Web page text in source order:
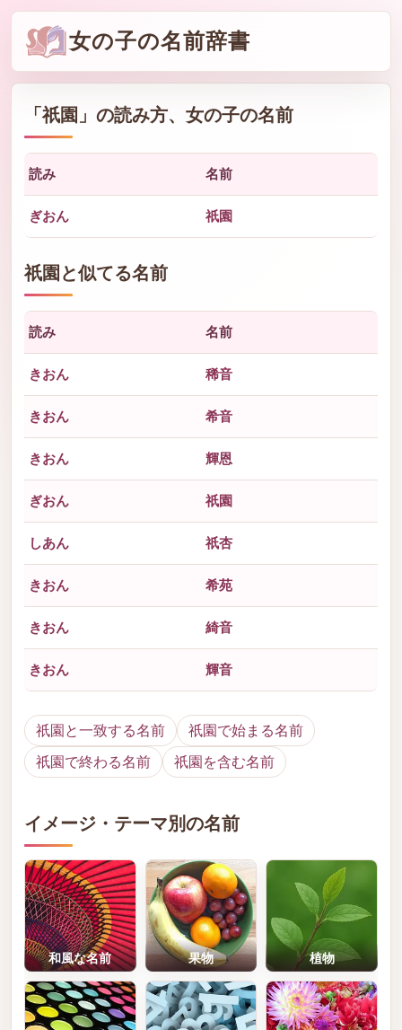
女の子の名前辞書
「祇園 」の読み方、女の子の名前
読み 名前
ぎおん 祇園
祇園と似てる名前
読み 名前
きおん 稀音
きおん 希音
きおん 輝恩
ぎおん 祇園
しあん 祇杏
きおん 希苑
きおん 綺音
きおん 輝音
祇園と一致する名前
祇園で始まる名前
祇園で終わる名前
祇園を含む名前
イメージ・テーマ別の名前
和風な名前 果物 植物